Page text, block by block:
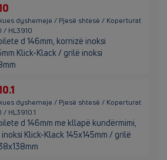
dyshemeje / Pjesë shtesë / Koperturat
/ HL3910
d 146mm, kornizë inoksi
Klick-Klack / grilë inoksi
dyshemeje / Pjesë shtesë / Koperturat
/ HL3910.1
d 146mm me kllapë kundërmimi,
Klick-Klack 145x145mm / grilë